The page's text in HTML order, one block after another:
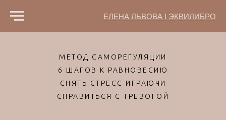
ЕЛЕНА ЛЬВОВА I ЭКВИЛИБРО
МЕТОД САМОРЕГУЛЯЦИИ
6 ШАГОВ К РАВНОВЕСИЮ
СНЯТЬ СТРЕСС ИГРАЮЧИ
СПРАВИТЬСЯ С ТРЕВОГОЙ